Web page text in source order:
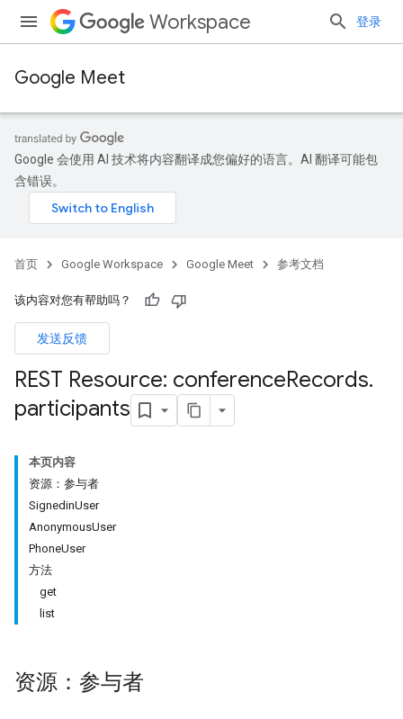
Workspace 登录
Google Meet
Google 会使用 AI 技术将内容翻译成您偏好的语言。AI 翻译可能包
含错误。
首页 Google Workspace Google Meet 参考文档
该内容对您有帮助吗？
发送反馈
REST Resource: conferenceRecords.
participants
本页内容
资源：参与者
SignedinUser
AnonymousUser
PhoneUser
方法
get
list
资源：参与者